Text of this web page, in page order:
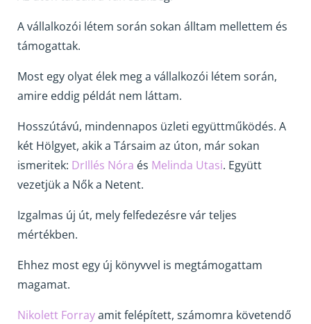
A vállalkozói létem során sokan álltam mellettem és
támogattak.
Most egy olyat élek meg a vállalkozói létem során,
amire eddig példát nem láttam.
Hosszútávú, mindennapos üzleti együttműködés. A
két Hölgyet, akik a Társaim az úton, már sokan
ismeritek: DrIllés Nóra és Melinda Utasi. Együtt
vezetjük a Nők a Netent.
Izgalmas új út, mely felfedezésre vár teljes
mértékben.
Ehhez most egy új könyvvel is megtámogattam
magamat.
Nikolett Forrayamit felépített, számomra követendő